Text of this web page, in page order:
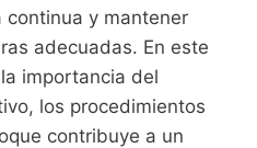
continua y mantener
adecuadas. En este
importancia del
los procedimientos
contribuye a un